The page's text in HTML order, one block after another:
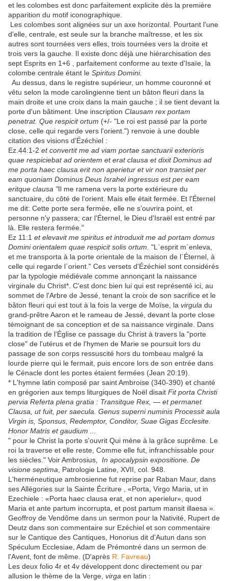
et les colombes est donc parfaitement explicite dès la première
apparition du motif iconographique.
Les colombes sont alignées sur un axe horizontal. Pourtant l'une
d'elle, centrale, est seule sur la branche maîtresse, et les six
autres sont tournées vers elles, trois tournées vers la droite et
trois vers la gauche. Il existe donc déjà une hiérarchisation des
sept Esprits en 1+6 , parfaitement conforme au texte d'Isaïe, la
colombe centrale étant le Spiritus Domini.
Au dessus, dans le registre supérieur, un homme couronné et
vêtu selon la mode carolingienne tient un bâton fleuri dans la
main droite et une croix dans la main gauche ; il se tient devant la
porte d'un bâtiment. Une inscription Clausam rex portam
penetrat. Que respicit ortum (+/- "Le roi est passé par la porte
close, celle qui regarde vers l'orient.") renvoie à une double
citation des visions d'Ézéchiel :
Ez.44:1-2 et convertit me ad viam portae sanctuarii exterioris
quae respiciebat ad orientem et erat clausa et dixit Dominus ad
me porta haec clausa erit non aperietur et vir non transiet per
eam quoniam Dominus Deus Israhel ingressus est per eam
eritque clausa "Il me ramena vers la porte extérieure du
sanctuaire, du côté de l'orient. Mais elle était fermée. Et l'Éternel
me dit: Cette porte sera fermée, elle ne s'ouvrira point, et
personne n'y passera; car l'Éternel, le Dieu d'Israël est entré par
là. Elle restera fermée."
Ez 11:1 et elevavit me spiritus et introduxit me ad portam domus
Domini orientalem quae respicit solis ortum. "L`esprit m`enleva,
et me transporta à la porte orientale de la maison de l`Éternel, à
celle qui regarde l`orient." Ces versets d'Ézéchiel sont considérés
par la typologie médiévale comme annonçant la naissance
virginale du Christ*. C'est donc bien lui qui est représenté ici, au
sommet de l'Arbre de Jessé, tenant la croix de son sacrifice et le
bâton fleuri qui est tout à la fois la verge de Moïse, la virgula du
grand-prêtre Aaron et le rameau de Jessé, devant la porte close
témoignant de sa conception et de sa naissance virginale. Dans
la tradition de l'Église ce passage du Christ à travers la "porte
close" de l'utérus et de l'hymen de Marie se poursuit lors du
passage de son corps ressuscité hors du tombeau malgré la
lourde pierre qui le fermait, puis encore lors de son entrée dans
le Cénacle dont les portes étaient fermées (Jean 20:19).
* L'hymne latin composé par saint Ambroise (340-390) et chanté
en grégorien aux temps liturgiques de Noël disait Fit porta Christi
pervia Referta plena gratia : Transitque Rex, — et permanet
Clausa, ut fuit, per saecula. Genus superni numinis Processit aula
Virgin is, Sponsus, Redemptor, Conditor, Suae Gigas Ecclesite.
Honor Matris et gaudium ...
" pour le Christ la porte s'ouvrit Qui mène à la grâce suprême. Le
roi la traverse et elle reste, Comme elle fut, infranchissable pour
les siècles." Voir Ambrosius, In apocalypsin expositione. De
visione septima , Patrologie Latine, XVII, col. 948.
L'herméneutique ambrosienne fut reprise par Raban Maur, dans
ses Allégories sur la Sainte Écriture , «Porta, Virgo Maria, ut in
Ezechiele : «Porta haec clausa erat, et non aperielur», quod
Maria et ante partum incorrupta, et post partum mansit illaesa ».
Geoffroy de Vendôme dans un sermon pour la Nativité, Rupert de
Deutz dans son commentaire sur Ezéchiel et son commentaire
sur le Cantique des Cantiques, Honorius dit d'Autun dans son
Spéculum Ecclesiae, Adam de Prémontré dans un sermon de
l'Avent, font de même. (D'après R. Favreau)
Les deux folio 4r et 4v développent donc directement ou par
allusion le thème de la Verge, virga en latin :